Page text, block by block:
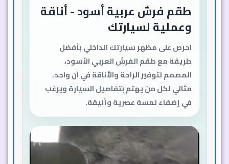
طقم فرش عربية أسود - أناقة
وعملية لسيارتك
احرص على مظهر سيارتك الداخلي بأفضل
طريقة مع طقم الفرش العربي الأسود،
المصمم لتوفير الراحة والأناقة في آن واحد.
مثالي لكل من يهتم بتفاصيل السيارة ويرغب
في إضفاء لمسة عصرية وأنيقة.